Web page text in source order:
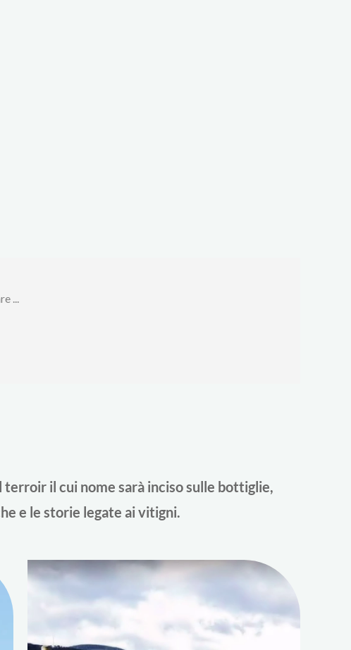
...
il cui nome sarà inciso sulle bottiglie,
e le storie legate ai vitigni.